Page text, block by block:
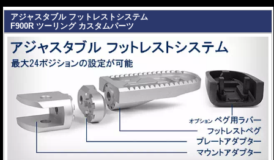
アジャスタブル フットレストシステム
F900R ツーリング カスタムパーツ